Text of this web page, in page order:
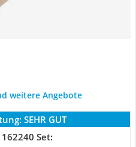
weitere Angebote
SEHR GUT
Set: